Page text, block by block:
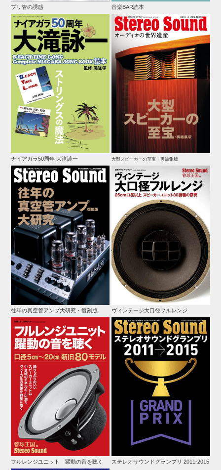
プリ管の誘惑 音楽BAR読本
ナイアガラ50周年 大滝詠一 大型スピーカーの至宝・再編集版
往年の真空管アンプ大研究・復刻版 ヴィンテージ大口径フルレンジ
フルレンジユニット 躍動の音を聴く ステレオサウンドグランプリ 2011-2015